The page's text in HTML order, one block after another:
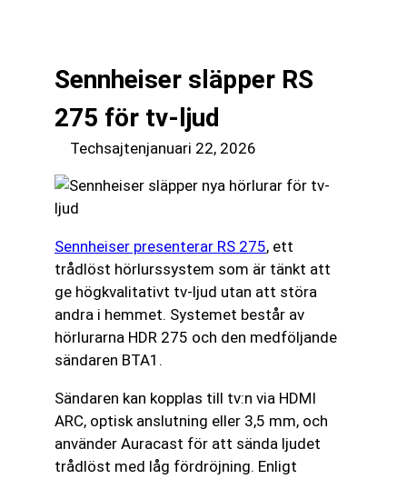
Sennheiser släpper RS
275 för tv-ljud
Techsajtenjanuari 22, 2026
Sennheiser presenterar RS 275, ett
trådlöst hörlurssystem som är tänkt att
ge högkvalitativt tv-ljud utan att störa
andra i hemmet. Systemet består av
hörlurarna HDR 275 och den medföljande
sändaren BTA1.
Sändaren kan kopplas till tv:n via HDMI
ARC, optisk anslutning eller 3,5 mm, och
använder Auracast för att sända ljudet
trådlöst med låg fördröjning. Enligt